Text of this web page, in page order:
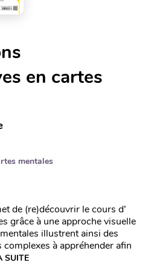
en cartes
mentales
de (re)découvrir le cours d’
grâce à une approche visuelle
illustrent ainsi des
à appréhender afin
SUITE